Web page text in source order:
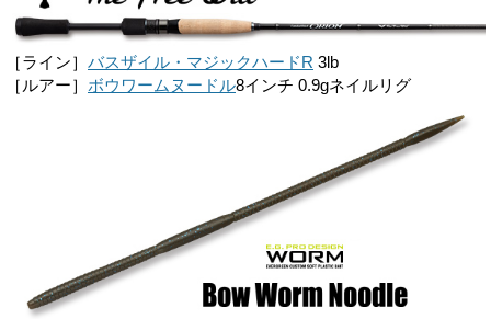
［ライン］ バスザイル・マジックハードR 3lb
［ルアー］ ボウワームヌードル8インチ 0.9gネイルリグ